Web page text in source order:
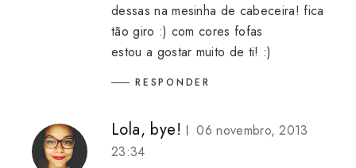
dessas na mesinha de cabeceira! fica
tão giro :) com cores fofas
estou a gostar muito de ti! :)
RESPONDER
Lola, bye!
06 novembro, 2013
23:34